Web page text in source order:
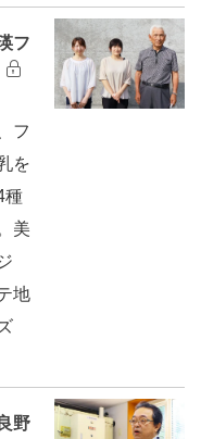
フ
フ
を
種
美
地
野